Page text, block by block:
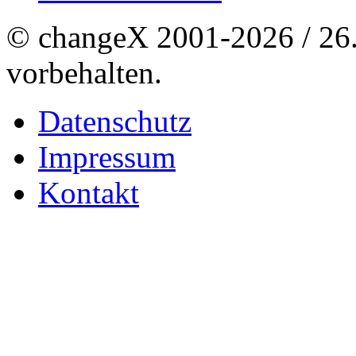
© changeX 2001-2026 /
vorbehalten.
Datenschutz
Impressum
Kontakt